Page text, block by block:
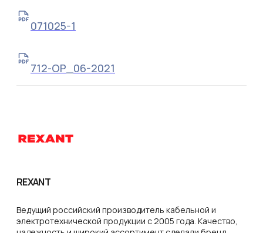
071025-1
712-ОР_06-2021
REXANT
Ведущий российский производитель кабельной и
электротехнической продукции с 2005 года. Качество,